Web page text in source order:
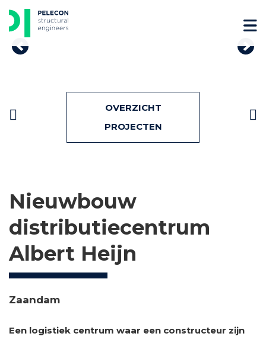
Skip
to
content
Previous
Bericht
navigatie
OVERZICHT
PROJECTEN
Nieuwbouw
distributiecentrum
Albert Heijn
Zaandam
Een logistiek centrum waar een constructeur zijn